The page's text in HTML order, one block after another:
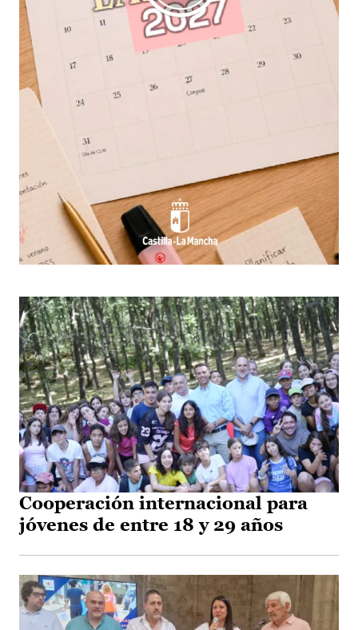
Cooperación internacional para
jóvenes de entre 18 y 29 años